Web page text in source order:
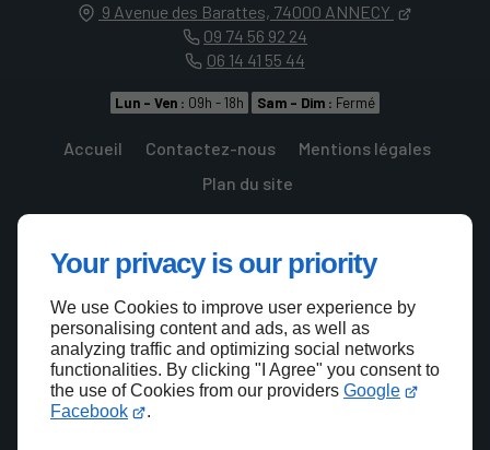
Your privacy is our priority
We use Cookies to improve user experience by
personalising content and ads, as well as
analyzing traffic and optimizing social networks
functionalities. By clicking "I Agree" you consent to
the use of Cookies from our providers Google
Facebook
.
9 Avenue des Barattes, 74000 ANNECY
09 74 56 92 24
06 14 41 55 44
Lun - Ven : 09h - 18h Sam - Dim : Fermé
Accueil Contactez-nous
Mentions légales
Plan du site
Haut de page